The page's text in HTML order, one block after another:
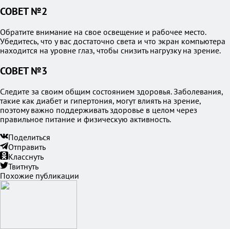
СОВЕТ №2
Обратите внимание на свое освещение и рабочее место.
Убедитесь, что у вас достаточно света и что экран компьютера
находится на уровне глаз, чтобы снизить нагрузку на зрение.
СОВЕТ №3
Следите за своим общим состоянием здоровья. Заболевания,
такие как диабет и гипертония, могут влиять на зрение,
поэтому важно поддерживать здоровье в целом через
правильное питание и физическую активность.
Поделиться
Отправить
Класснуть
Твитнуть
Похожие публикации